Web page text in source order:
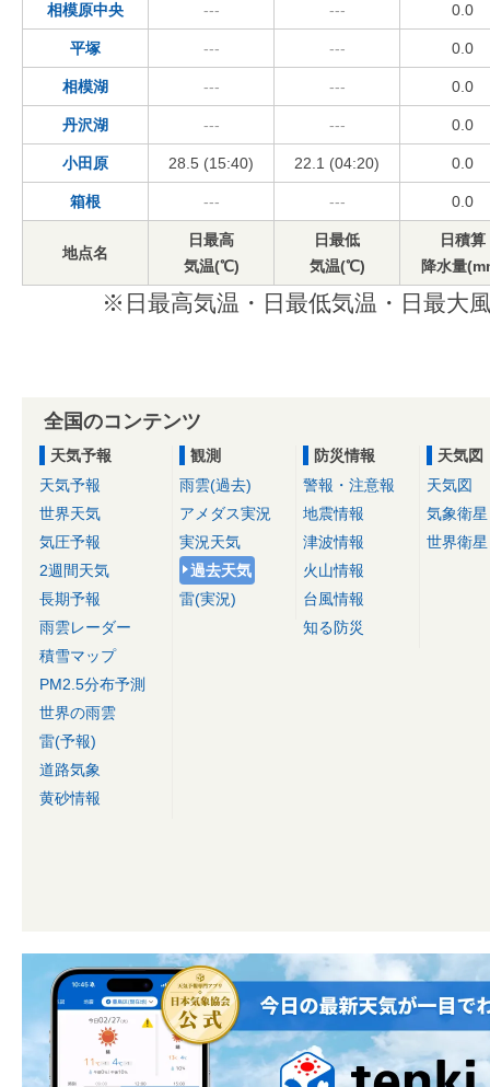
相模原中央 --- --- 0.0
平塚 --- --- 0.0
相模湖 --- --- 0.0
丹沢湖 --- --- 0.0
小田原 28.5 (15:40) 22.1 (04:20) 0.0
箱根 --- --- 0.0
地点名
日最高
気温(℃)
日最低
気温(℃)
日積算
降水量
※日最高気温・日最低気温・日最大
全国のコンテンツ
天気予報
天気予報
世界天気
気圧予報
2週間天気
長期予報
雨雲レーダー
積雪マップ
PM2.5分布予測
世界の雨雲
雷(予報)
道路気象
黄砂情報
観測
雨雲(過去)
アメダス実況
実況天気
過去天気
雷(実況)
防災情報
警報・注意報
地震情報
津波情報
火山情報
台風情報
知る防災
天気図
天気図
気象衛星
世界衛星